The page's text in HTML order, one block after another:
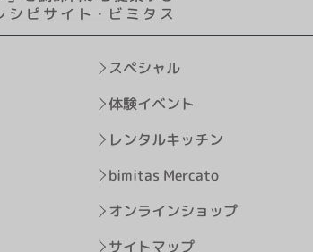
スペシャル
体験イベント
レンタルキッチン
bimitas Mercato
オンラインショップ
サイトマップ